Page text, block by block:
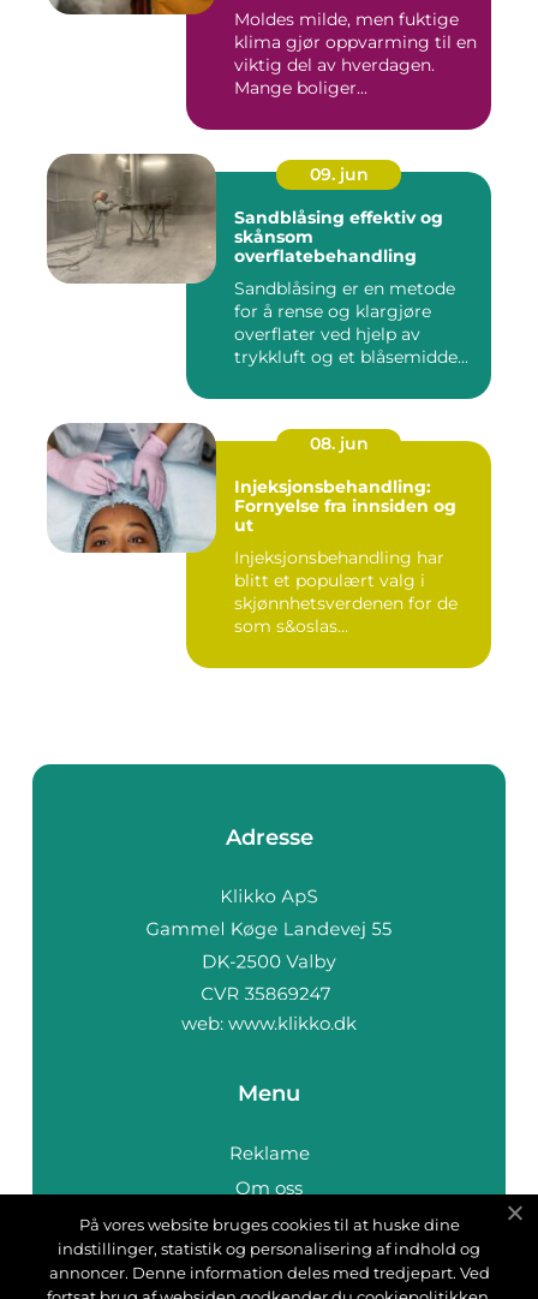
Moldes milde, men fuktige
klima gjør oppvarming til en
viktig del av hverdagen.
Mange boliger...
09. jun
Sandblåsing effektiv og
skånsom
overflatebehandling
Sandblåsing er en metode
for å rense og klargjøre
overflater ved hjelp av
trykkluft og et blåsemidde...
08. jun
Injeksjonsbehandling:
Fornyelse fra innsiden og
ut
Injeksjonsbehandling har
blitt et populært valg i
skjønnhetsverdenen for de
som s&oslas...
Adresse
web: www.klikko.dk
Menu
Reklame
Om oss
Cookies
Kontakt Oss
Sitemap
På vores website bruges cookies til at huske dine
indstillinger, statistik og personalisering af indhold og
annoncer. Denne information deles med tredjepart. Ved